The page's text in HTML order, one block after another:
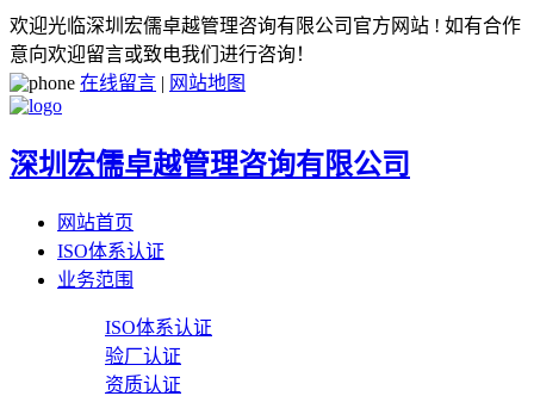
欢迎光临深圳宏儒卓越管理咨询有限公司官方网站 ! 如有合作
意向欢迎留言或致电我们进行咨询！
在线留言 | 网站地图
深圳宏儒卓越管理咨询有限公司
网站首页
ISO体系认证
业务范围
ISO体系认证
验厂认证
资质认证